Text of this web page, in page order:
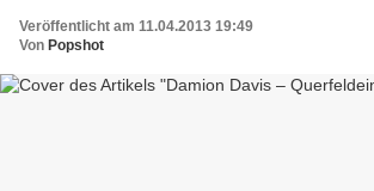
Veröffentlicht am 11.04.2013 19:49
Von Popshot